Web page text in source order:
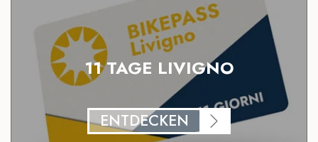
11 TAGE LIVIGNO
ENTDECKEN